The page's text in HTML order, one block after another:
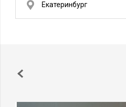
Екатеринбург